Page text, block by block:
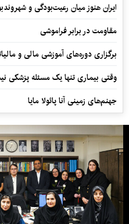
ایران هنوز میان رعیت‌بودگی و
مقاومت در برابر فراموشی
برگزاری دوره‌های آموزشی مالی و
وقتی بیماری تنها یک مسئله پزشکی
جهنم‌های زمینی آنا پائولا مایا